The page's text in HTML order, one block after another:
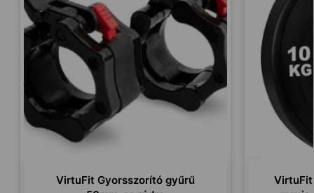
VirtuFit Gyorsszorító gyűrű
VirtuFit